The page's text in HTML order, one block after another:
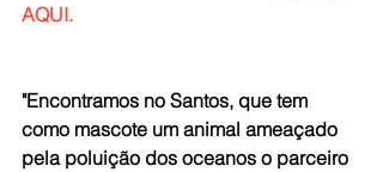
AQUI.
"Encontramos no Santos, que tem
como mascote um animal ameaçado
pela poluição dos oceanos o parceiro